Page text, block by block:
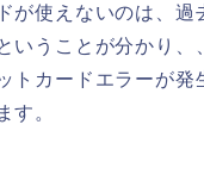
が使えないのは、過
いうことが分かり
トカードエラーが発
す。